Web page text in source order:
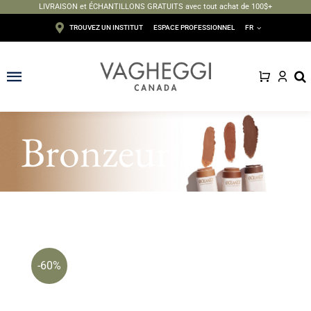
LIVRAISON et ÉCHANTILLONS GRATUITS avec tout achat de 100$+
TROUVEZ UN INSTITUT ESPACE PROFESSIONNEL FR
Toggle
Navigation
Corps
Solaire
Bronzeur
-60%